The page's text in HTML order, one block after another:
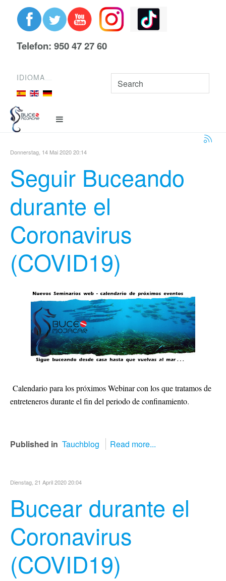
Telefon: 950 47 27 60
IDIOMA
Donnerstag, 14 Mai 2020 20:14
Seguir Buceando
durante el
Coronavirus
(COVID19)
Calendario para los próximos Webinar con los que tratamos de
entreteneros durante el fin del periodo de confinamiento.
Published in Tauchblog Read more...
Dienstag, 21 April 2020 20:04
Bucear durante el
Coronavirus
(COVID19)